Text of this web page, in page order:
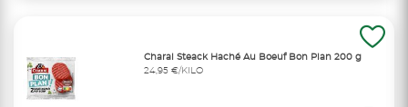
Charal Steack Haché Au Boeuf Bon Plan 200 g
24,95 €/KILO